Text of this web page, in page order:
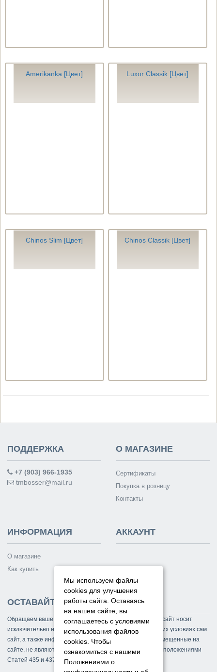
Amerikanka [Цвет] Luxor Classik [Цвет]
Chinos Slim [Цвет] Chinos Classik [Цвет]
ПОДДЕРЖКА
+7 (903) 966-1935
tmbosser@mail.ru
О МАГАЗИНЕ
Сертификаты
Покупка в розницу
Контакты
ИНФОРМАЦИЯ
О магазине
Как купить
АККАУНТ
ОСТАВАЙТЕСЬ НА СВЯЗИ
Обращаем ваше внимание на то, что данный интернет-сайт носит
исключительно информационный характер и ни при каких условиях сам
сайт, а также информационные материалы и цены, размещенные на
сайте, не являются публичной офертой, определяемой положениями
Статей 435 и 437 Гражданского кодекса РФ.
Мы используем файлы
cookies для улучшения
работы сайта. Оставаясь
на нашем сайте, вы
соглашаетесь с условиями
использования файлов
cookies. Чтобы
ознакомиться с нашими
Положениями о